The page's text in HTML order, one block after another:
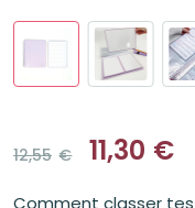
12,55 €
Le
prix
11,30 €
Le
prix
Comment classer tes